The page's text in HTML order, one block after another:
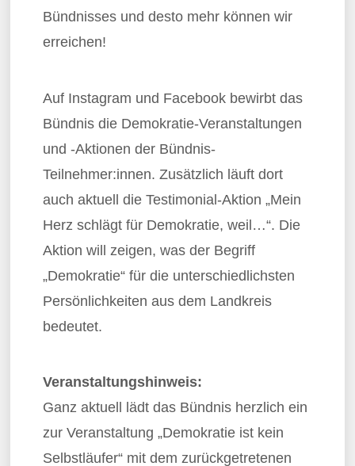
Bündnisses und desto mehr können wir
erreichen!
Auf Instagram und Facebook bewirbt das
Bündnis die Demokratie-Veranstaltungen
und -Aktionen der Bündnis-
Teilnehmer:innen. Zusätzlich läuft dort
auch aktuell die Testimonial-Aktion „Mein
Herz schlägt für Demokratie, weil…“. Die
Aktion will zeigen, was der Begriff
„Demokratie“ für die unterschiedlichsten
Persönlichkeiten aus dem Landkreis
bedeutet.
Veranstaltungshinweis:
Ganz aktuell lädt das Bündnis herzlich ein
zur Veranstaltung „Demokratie ist kein
Selbstläufer“ mit dem zurückgetretenen